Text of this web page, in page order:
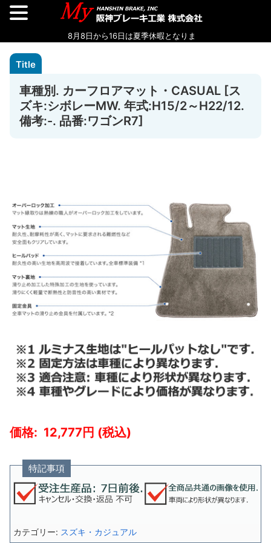
車種別. カーフロアマット・CASUAL [ス
ズキ:シボレーMW. 年式:H15/2～H22/12.
備考:-. 品番:ワゴンR7]
12,777
特記事項
カテゴリー: スズキ・カジュアル